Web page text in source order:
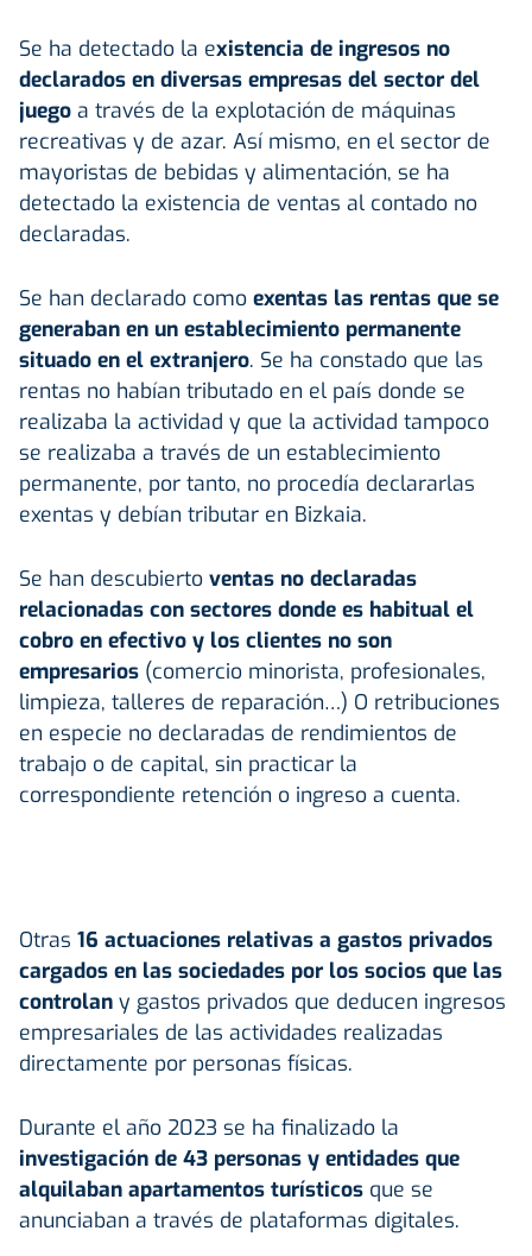
Se ha detectado la existencia de ingresos no
declarados en diversas empresas del sector del
juego a través de la explotación de máquinas
recreativas y de azar. Así mismo, en el sector de
mayoristas de bebidas y alimentación, se ha
detectado la existencia de ventas al contado no
declaradas.
Se han declarado como exentas las rentas que se
generaban en un establecimiento permanente
situado en el extranjero. Se ha constado que las
rentas no habían tributado en el país donde se
realizaba la actividad y que la actividad tampoco
se realizaba a través de un establecimiento
permanente, por tanto, no procedía declararlas
exentas y debían tributar en Bizkaia.
Se han descubierto ventas no declaradas
relacionadas con sectores donde es habitual el
cobro en efectivo y los clientes no son
empresarios (comercio minorista, profesionales,
limpieza, talleres de reparación…) O retribuciones
en especie no declaradas de rendimientos de
trabajo o de capital, sin practicar la
correspondiente retención o ingreso a cuenta.
Otras 16 actuaciones relativas a gastos privados
cargados en las sociedades por los socios que las
controlan y gastos privados que deducen ingresos
empresariales de las actividades realizadas
directamente por personas físicas.
Durante el año 2023 se ha finalizado la
investigación de 43 personas y entidades que
alquilaban apartamentos turísticos que se
anunciaban a través de plataformas digitales.